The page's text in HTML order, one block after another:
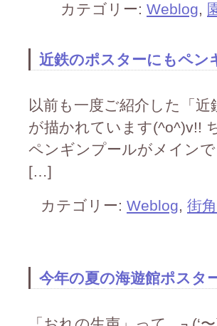
カテゴリー: Weblog,
近鉄のポスターにもペ
以前も一度ご紹介した「
が描かれています(^o^)v!!
ペンギンプールがメイン
[…]
カテゴリー: Weblog, 街
今年の夏の海遊館ポス